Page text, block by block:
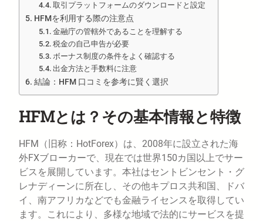
取引プラットフォームのダウンロードと設定
HFMを利用する際の注意点
金融庁の管轄外であることを理解する
税金の自己申告が必要
ボーナス制度の条件をよく確認する
出金方法と手数料に注意
結論：HFM 口コミを参考に賢く選択
HFMとは？その基本情報と特徴
HFM（旧称：HotForex）は、2008年に設立された海
外FXブローカーで、現在では世界150カ国以上でサー
ビスを展開しています。本社はセントビンセント・グ
レナディーンに所在し、その他キプロス共和国、ドバ
イ、南アフリカなどでも金融ライセンスを取得してい
ます。これにより、多様な地域で法的にサービスを提